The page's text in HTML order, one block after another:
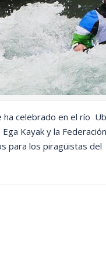
celebrado en el río
Kayak y la
para los piragüistas del